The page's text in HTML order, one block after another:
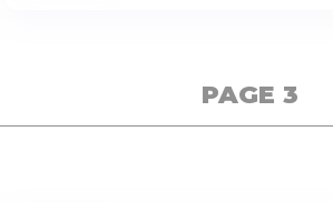
PAGE 3